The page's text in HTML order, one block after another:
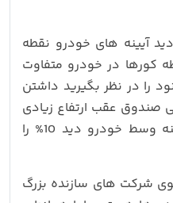
آیینه های خودرو نقطه
کورها در خودرو متفاوت
را در نظر بگیرید داشتن
صندوق عقب ارتفاع زیادی
را داراست به همین خاطر آیینه وسط خودرو دید 10% را
شرکت های سازنده بزرگ